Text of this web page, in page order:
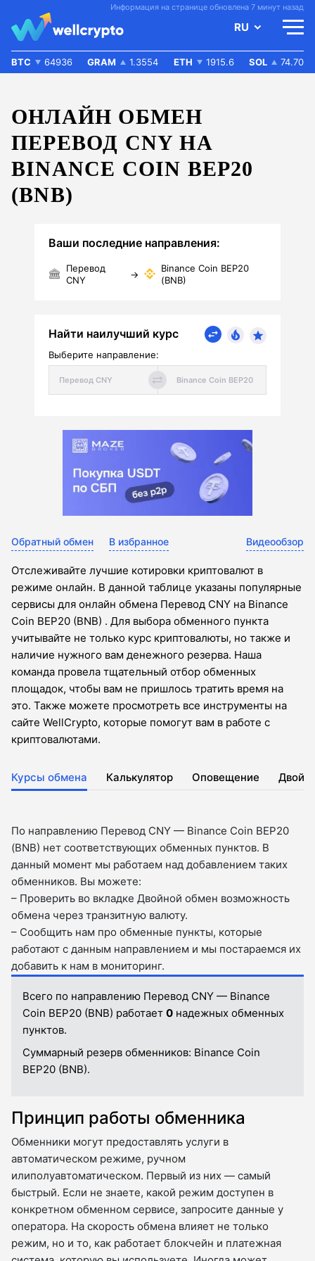
Информация на странице обновлена 7 минут назад
RU
BTC 64936 GRAM 1.3554 ETH 1915.6 SOL 74.70
ОНЛАЙН ОБМЕН
ПЕРЕВОД CNY НА
BINANCE COIN BEP20
(BNB)
Ваши последние направления:
Перевод
CNY
→
Binance Coin BEP20
(BNB)
Найти наилучший курс
Выберите направление:
Обратный обмен В избранное Видеообзор
Отслеживайте лучшие котировки криптовалют в
режиме онлайн. В данной таблице указаны популярные
сервисы для онлайн обмена Перевод CNY на Binance
Coin BEP20 (BNB) . Для выбора обменного пункта
учитывайте не только курс криптовалюты, но также и
наличие нужного вам денежного резерва. Наша
команда провела тщательный отбор обменных
площадок, чтобы вам не пришлось тратить время на
это. Также можете просмотреть все инструменты на
сайте WellCrypto, которые помогут вам в работе с
криптовалютами.
Курсы обмена Калькулятор Оповещение
По направлению Перевод CNY — Binance Coin BEP20
(BNB) нет соответствующих обменных пунктов. В
данный момент мы работаем над добавлением таких
обменников. Вы можете:
– Проверить во вкладкe Двойной обмен возможность
обмена через транзитную валюту.
– Сообщить нам про обменные пункты, которые
работают с данным направлением и мы постараемся их
добавить к нам в мониторинг.
Всего по направлению Перевод CNY — Binance
Coin BEP20 (BNB) работает 0 надежных обменных
пунктов.
Суммарный резерв обменников: Binance Coin
BEP20 (BNB).
Принцип работы обменника
Обменники могут предоставлять услуги в
автоматическом режиме, ручном
илиполуавтоматическом. Первый из них — самый
быстрый. Если не знаете, какой режим доступен в
конкретном обменном сервисе, запросите данные у
оператора. На скорость обмена влияет не только
режим, но и то, как работает блокчейн и платежная